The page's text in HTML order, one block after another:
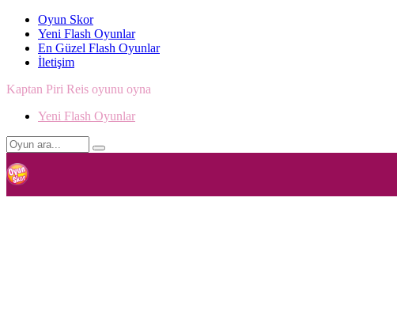
Oyun Skor
Yeni Flash Oyunlar
En Güzel Flash Oyunlar
İletişim
Kaptan Piri Reis oyunu oyna
Yeni Flash Oyunlar